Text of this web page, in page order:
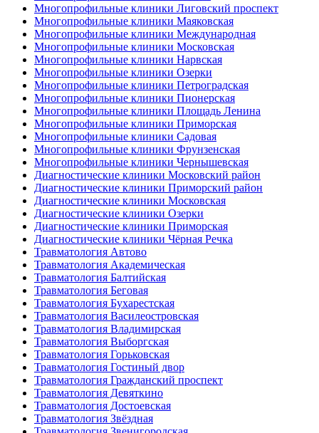
Многопрофильные клиники Лиговский проспект
Многопрофильные клиники Маяковская
Многопрофильные клиники Международная
Многопрофильные клиники Московская
Многопрофильные клиники Нарвская
Многопрофильные клиники Озерки
Многопрофильные клиники Петроградская
Многопрофильные клиники Пионерская
Многопрофильные клиники Площадь Ленина
Многопрофильные клиники Приморская
Многопрофильные клиники Садовая
Многопрофильные клиники Фрунзенская
Многопрофильные клиники Чернышевская
Диагностические клиники Московский район
Диагностические клиники Приморский район
Диагностические клиники Московская
Диагностические клиники Озерки
Диагностические клиники Приморская
Диагностические клиники Чёрная Речка
Травматология Автово
Травматология Академическая
Травматология Балтийская
Травматология Беговая
Травматология Бухарестская
Травматология Василеостровская
Травматология Владимирская
Травматология Выборгская
Травматология Горьковская
Травматология Гостиный двор
Травматология Гражданский проспект
Травматология Девяткино
Травматология Достоевская
Травматология Звёздная